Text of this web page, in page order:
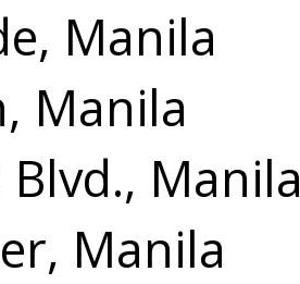
Manila
Manila
Manila
Manila